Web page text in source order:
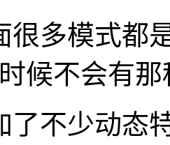
很多模式都
候不会有
了不少动态